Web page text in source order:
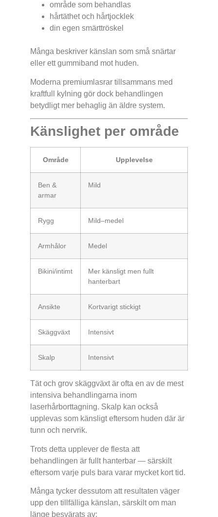
område som behandlas
hårtäthet och hårtjocklek
din egen smärttröskel
Många beskriver känslan som små snärtar
eller ett gummiband mot huden.
Moderna premiumlasrar tillsammans med
kraftfull kylning gör dock behandlingen
betydligt mer behaglig än äldre system.
Känslighet per område
Område Upplevelse
Ben &
armar
Mild
Rygg Mild–medel
Armhålor Medel
Bikini/intimt
Mer känsligt men fullt
hanterbart
Ansikte Kortvarigt stickigt
Skäggväxt Intensivt
Skalp Intensivt
Tät och grov skäggväxt är ofta en av de mest
intensiva behandlingarna inom
laserhårborttagning. Skalp kan också
upplevas som känsligt eftersom huden där är
tunn och nervrik.
Trots detta upplever de flesta att
behandlingen är fullt hanterbar — särskilt
eftersom varje puls bara varar mycket kort tid.
Många tycker dessutom att resultaten väger
upp den tillfälliga känslan, särskilt om man
länge besvärats av: